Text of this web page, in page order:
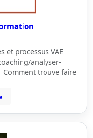
et processus VAE
analyser-
trouve faire